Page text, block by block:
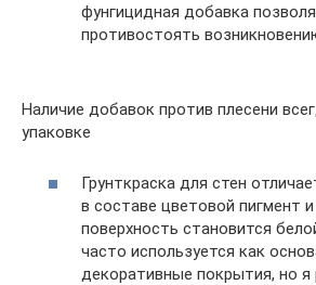
фунгицидная добавка
противостоять
Наличие добавок против плесени
упаковке
Грунткраска для стен
в составе цветовой пигмент
поверхность становится
часто используется как
декоративные покрытия, но